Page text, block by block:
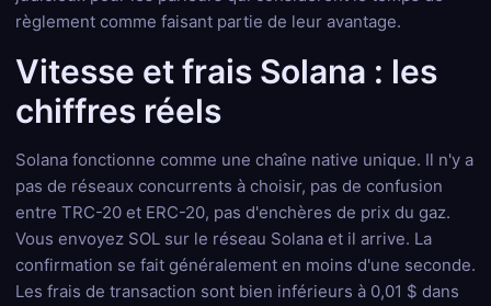
règlement comme faisant partie de leur avantage.
Vitesse et frais Solana : les
chiffres réels
Solana fonctionne comme une chaîne native unique. Il n'y a
pas de réseaux concurrents à choisir, pas de confusion
entre TRC-20 et ERC-20, pas d'enchères de prix du gaz.
Vous envoyez SOL sur le réseau Solana et il arrive. La
confirmation se fait généralement en moins d'une seconde.
Les frais de transaction sont bien inférieurs à 0,01 $ dans